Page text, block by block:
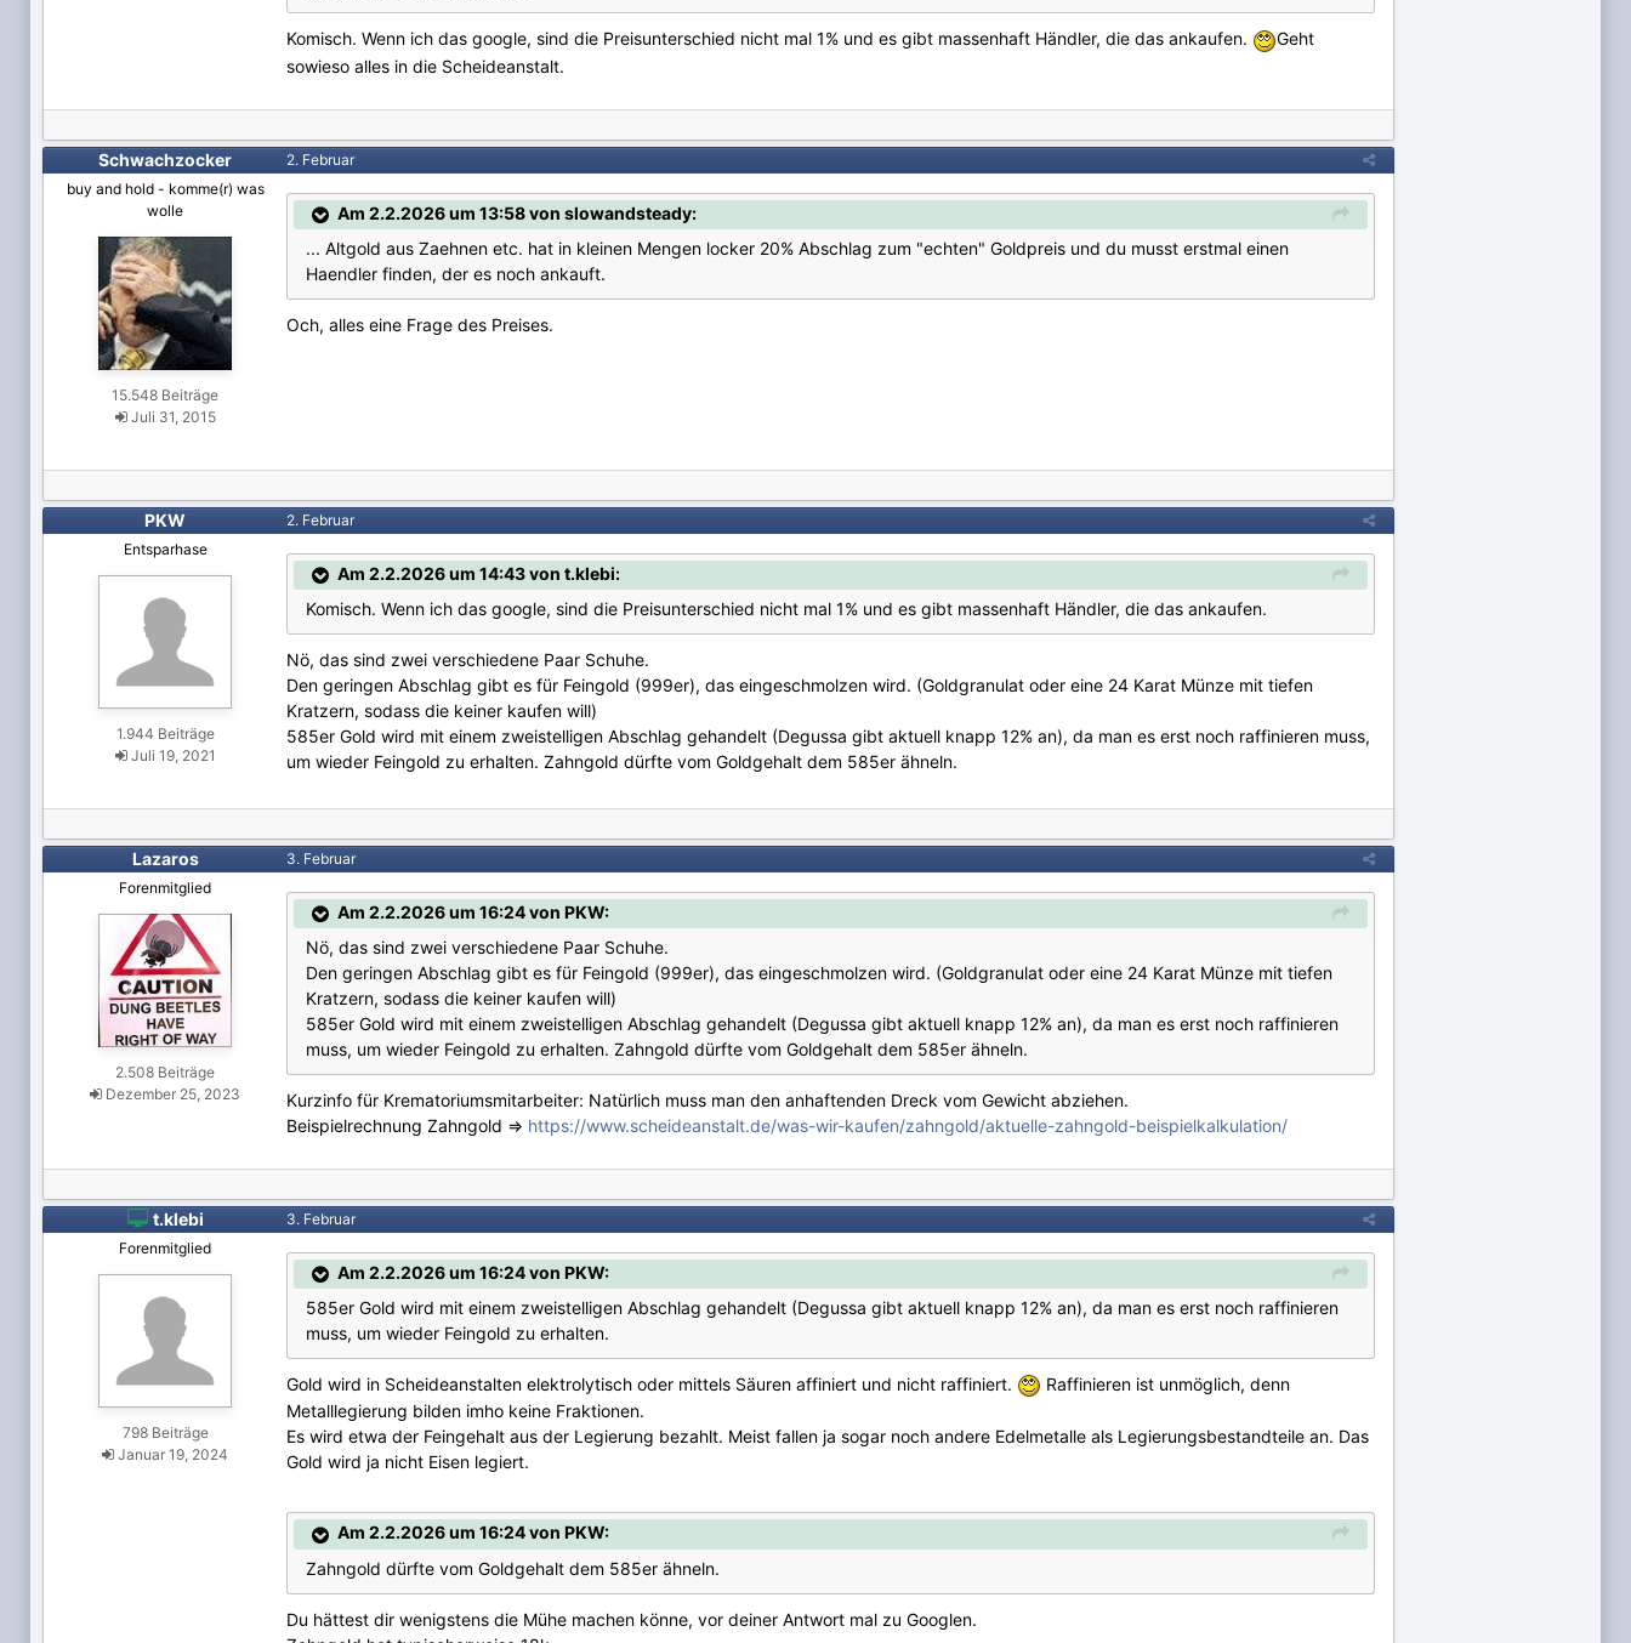
Komisch. Wenn ich das google, sind die Preisunterschied nicht mal 1% und es gibt massenhaft Händler, die das ankaufen.
Geht
sowieso alles in die Scheideanstalt.
Schwachzocker
buy and hold - komme(r) was
wolle
15.548 Beiträge
Juli 31, 2015
2. Februar
Am 2.2.2026 um 13:58 von slowandsteady:
... Altgold aus Zaehnen etc. hat in kleinen Mengen locker 20% Abschlag zum "echten" Goldpreis und du musst erstmal einen
Haendler finden, der es noch ankauft.
Och, alles eine Frage des Preises.
PKW
Entsparhase
1.944 Beiträge
Juli 19, 2021
2. Februar
Am 2.2.2026 um 14:43 von t.klebi:
Komisch. Wenn ich das google, sind die Preisunterschied nicht mal 1% und es gibt massenhaft Händler, die das ankaufen.
Nö, das sind zwei verschiedene Paar Schuhe.
Den geringen Abschlag gibt es für Feingold (999er), das eingeschmolzen wird. (Goldgranulat oder eine 24 Karat Münze mit tiefen
Kratzern, sodass die keiner kaufen will)
585er Gold wird mit einem zweistelligen Abschlag gehandelt (Degussa gibt aktuell knapp 12% an), da man es erst noch raffinieren muss,
um wieder Feingold zu erhalten. Zahngold dürfte vom Goldgehalt dem 585er ähneln.
Lazaros
Forenmitglied
2.508 Beiträge
Dezember 25, 2023
3. Februar
Am 2.2.2026 um 16:24 von PKW:
Nö, das sind zwei verschiedene Paar Schuhe.
Den geringen Abschlag gibt es für Feingold (999er), das eingeschmolzen wird. (Goldgranulat oder eine 24 Karat Münze mit tiefen
Kratzern, sodass die keiner kaufen will)
585er Gold wird mit einem zweistelligen Abschlag gehandelt (Degussa gibt aktuell knapp 12% an), da man es erst noch raffinieren
muss, um wieder Feingold zu erhalten. Zahngold dürfte vom Goldgehalt dem 585er ähneln.
Kurzinfo für Krematoriumsmitarbeiter: Natürlich muss man den anhaftenden Dreck vom Gewicht abziehen.
Beispielrechnung Zahngold => https://www.scheideanstalt.de/was-wir-kaufen/zahngold/aktuelle-zahngold-beispielkalkulation/
 t.klebi
Forenmitglied
798 Beiträge
Januar 19, 2024
3. Februar
Am 2.2.2026 um 16:24 von PKW:
585er Gold wird mit einem zweistelligen Abschlag gehandelt (Degussa gibt aktuell knapp 12% an), da man es erst noch raffinieren
muss, um wieder Feingold zu erhalten.
Gold wird in Scheideanstalten elektrolytisch oder mittels Säuren affiniert und nicht raffiniert.
Raffinieren ist unmöglich, denn
Metalllegierung bilden imho keine Fraktionen.
Es wird etwa der Feingehalt aus der Legierung bezahlt. Meist fallen ja sogar noch andere Edelmetalle als Legierungsbestandteile an. Das
Gold wird ja nicht Eisen legiert.
Am 2.2.2026 um 16:24 von PKW:
Zahngold dürfte vom Goldgehalt dem 585er ähneln.
Du hättest dir wenigstens die Mühe machen könne, vor deiner Antwort mal zu Googlen.